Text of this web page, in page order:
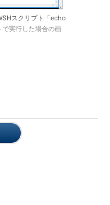
スクリプト「echo
実行した場合の画
定するべきですが、「-
ともできます（画面